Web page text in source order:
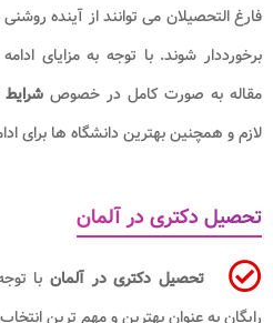
فارغ التحصیلان می توانند از آینده
برخورددار شوند. با توجه به مزایای ادامه
مقاله به صورت کامل در خصوص
لازم و همچنین بهترین دانشگاه ها برای
تحصیل دکتری در آلمان
تحصیل دکتری در آلمانبا
رایگان به عنوان بهترین و مهم ترین